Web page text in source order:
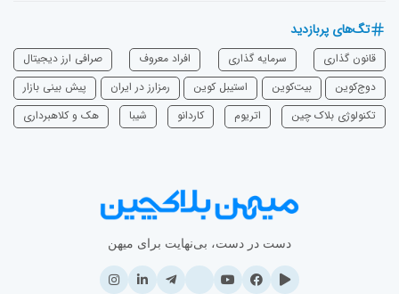
تگ‌های پربازدید
قانون گذاری سرمایه‌ گذاری افراد معروف
صرافی ارز دیجیتال
دوج‌کوین
بیت‌کوین استیبل کوین رمزارز در ایران
پیش بینی بازار
تکنولوژی بلاک چین
اتریوم ‌کاردانو شیبا هک و کلاهبرداری
دست در دست، بی‌نهایت برای میهن